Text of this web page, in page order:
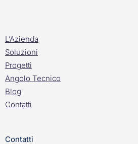
L’Azienda
Soluzioni
Progetti
Angolo Tecnico
Blog
Contatti
Contatti